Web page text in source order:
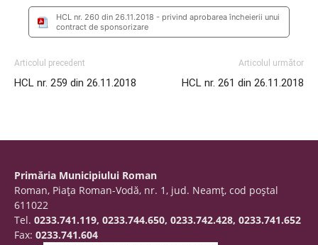
HCL nr. 260 din 26.11.2018 - privind aprobarea încheierii unui
contract de sponsorizare
Articolul precedent
HCL nr. 259 din 26.11.2018
Articolul următor
HCL nr. 261 din 26.11.2018
Primăria Municipiului Roman
Roman, Piaţa Roman-Vodă, nr. 1, jud. Neamţ, cod poştal
611022
Tel. 0233.741.119, 0233.744.650, 0233.742.428, 0233.741.652
Fax: 0233.741.604